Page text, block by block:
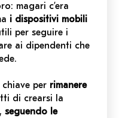
magari c’era
i dispositivi mobili
per seguire i
ai dipendenti che
per rimanere
di crearsi la
seguendo le